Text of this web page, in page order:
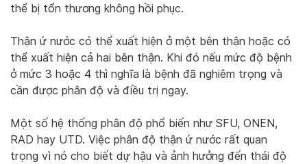
thể bị tổn thương không hồi phục.
Thận ứ nước có thể xuất hiện ở một bên thận hoặc có
thể xuất hiện cả hai bên thận. Khi đó nếu mức độ bệnh
ở mức 3 hoặc 4 thì nghĩa là bệnh đã nghiêm trọng và
cần được phân độ và điều trị ngay.
Một số hệ thống phân độ phổ biến như SFU, ONEN,
RAD hay UTD. Việc phân độ thận ứ nước rất quan
trọng vì nó cho biết dự hậu và ảnh hưởng đến thái độ